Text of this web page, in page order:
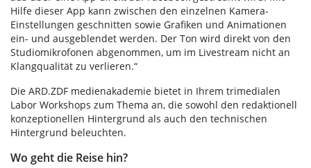
Hilfe dieser App kann zwischen den einzelnen Kamera-
Einstellungen geschnitten sowie Grafiken und Animationen
ein- und ausgeblendet werden. Der Ton wird direkt von den
Studiomikrofonen abgenommen, um im Livestream nicht an
Klangqualität zu verlieren.“
Die ARD.ZDF medienakademie bietet in Ihrem trimedialen
Labor Workshops zum Thema an, die sowohl den redaktionell
konzeptionellen Hintergrund als auch den technischen
Hintergrund beleuchten.
Wo geht die Reise hin?